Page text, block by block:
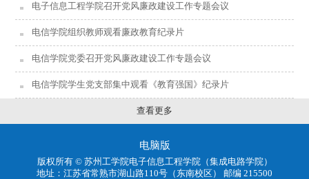
电子信息工程学院召开党风廉政建设工作专题会议
电信学院组织教师观看廉政教育纪录片
电信学院党委召开党风廉政建设工作专题会议
电信学院学生党支部集中观看《教育强国》纪录片
查看更多
电脑版
版权所有 © 苏州工学院电子信息工程学院（集成电路学院）
地址：江苏省常熟市湖山路110号（东南校区） 邮编 215500